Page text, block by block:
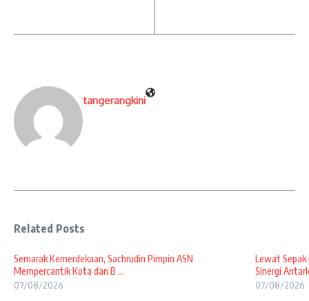
tangerangkini
Related Posts
Semarak Kemerdekaan, Sachrudin Pimpin ASN
Mempercantik Kota dan B ...
07/08/2026
Lewat Sepak
Sinergi
07/08/2026